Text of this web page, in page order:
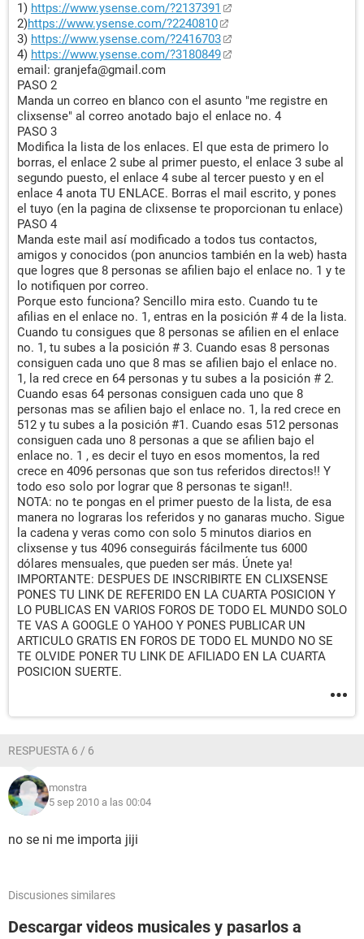
1) https://www.ysense.com/?2137391
2)https://www.ysense.com/?2240810
3) https://www.ysense.com/?2416703
4) https://www.ysense.com/?3180849
email: granjefa@gmail.com
PASO 2
Manda un correo en blanco con el asunto "me registre en
clixsense" al correo anotado bajo el enlace no. 4
PASO 3
Modifica la lista de los enlaces. El que esta de primero lo
borras, el enlace 2 sube al primer puesto, el enlace 3 sube al
segundo puesto, el enlace 4 sube al tercer puesto y en el
enlace 4 anota TU ENLACE. Borras el mail escrito, y pones
el tuyo (en la pagina de clixsense te proporcionan tu enlace)
PASO 4
Manda este mail así modificado a todos tus contactos,
amigos y conocidos (pon anuncios también en la web) hasta
que logres que 8 personas se afilien bajo el enlace no. 1 y te
lo notifiquen por correo.
Porque esto funciona? Sencillo mira esto. Cuando tu te
afilias en el enlace no. 1, entras en la posición # 4 de la lista.
Cuando tu consigues que 8 personas se afilien en el enlace
no. 1, tu subes a la posición # 3. Cuando esas 8 personas
consiguen cada uno que 8 mas se afilien bajo el enlace no.
1, la red crece en 64 personas y tu subes a la posición # 2.
Cuando esas 64 personas consiguen cada uno que 8
personas mas se afilien bajo el enlace no. 1, la red crece en
512 y tu subes a la posición #1. Cuando esas 512 personas
consiguen cada uno 8 personas a que se afilien bajo el
enlace no. 1 , es decir el tuyo en esos momentos, la red
crece en 4096 personas que son tus referidos directos!! Y
todo eso solo por lograr que 8 personas te sigan!!.
NOTA: no te pongas en el primer puesto de la lista, de esa
manera no lograras los referidos y no ganaras mucho. Sigue
la cadena y veras como con solo 5 minutos diarios en
clixsense y tus 4096 conseguirás fácilmente tus 6000
dólares mensuales, que pueden ser más. Únete ya!
IMPORTANTE: DESPUES DE INSCRIBIRTE EN CLIXSENSE
PONES TU LINK DE REFERIDO EN LA CUARTA POSICION Y
LO PUBLICAS EN VARIOS FOROS DE TODO EL MUNDO SOLO
TE VAS A GOOGLE O YAHOO Y PONES PUBLICAR UN
ARTICULO GRATIS EN FOROS DE TODO EL MUNDO NO SE
TE OLVIDE PONER TU LINK DE AFILIADO EN LA CUARTA
POSICION SUERTE.
RESPUESTA 6 / 6
monstra
5 sep 2010 a las 00:04
no se ni me importa jiji
Discusiones similares
Descargar videos musicales y pasarlos a